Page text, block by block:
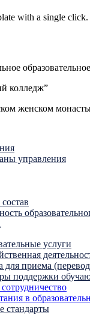
with a single
колледж”
женском
управления
услуги
для приема
поддержки
в
стандарты